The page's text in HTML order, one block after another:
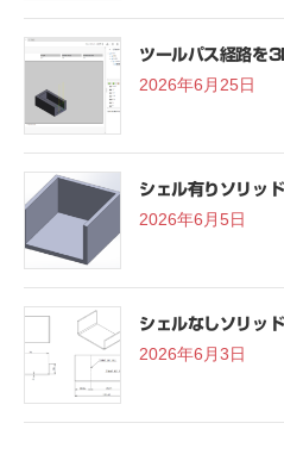
ツールパス経路を
2026年6月25日
シェル有りソリッ
2026年6月5日
シェルなしソリッ
2026年6月3日